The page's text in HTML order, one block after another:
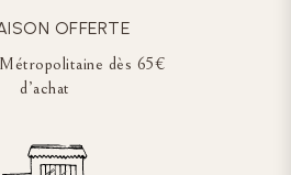
OFFERTE
dès 65€
d’achat